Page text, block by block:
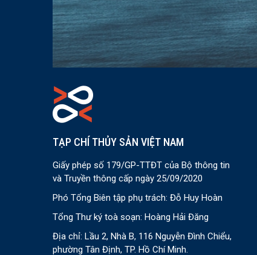
TẠP CHÍ THỦY SẢN VIỆT NAM
Giấy phép số 179/GP-TTĐT của Bộ thông tin
và Truyền thông cấp ngày 25/09/2020
Phó Tổng Biên tập phụ trách: Đỗ Huy Hoàn
Tổng Thư ký toà soạn: Hoàng Hải Đăng
Địa chỉ: Lầu 2, Nhà B, 116 Nguyễn Đình Chiểu,
phường Tân Định, TP. Hồ Chí Minh.